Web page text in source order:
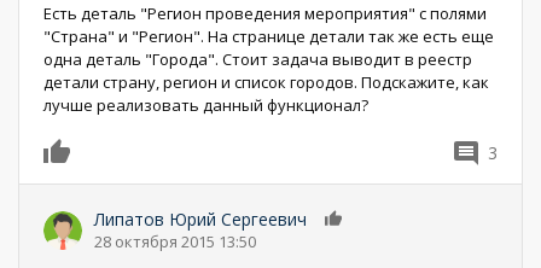
Есть деталь "Регион проведения мероприятия" с полями
"Страна" и "Регион". На странице детали так же есть еще
одна деталь "Города". Стоит задача выводит в реестр
детали страну, регион и список городов. Подскажите, как
лучше реализовать данный функционал?
3
Липатов Юрий Сергеевич
28 октября 2015 13:50